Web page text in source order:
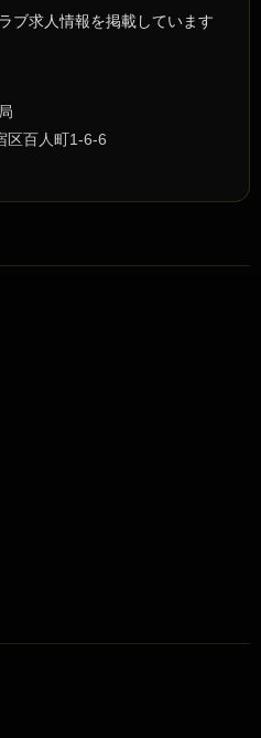
ブ求人情報を掲載しています
区百人町1-6-6